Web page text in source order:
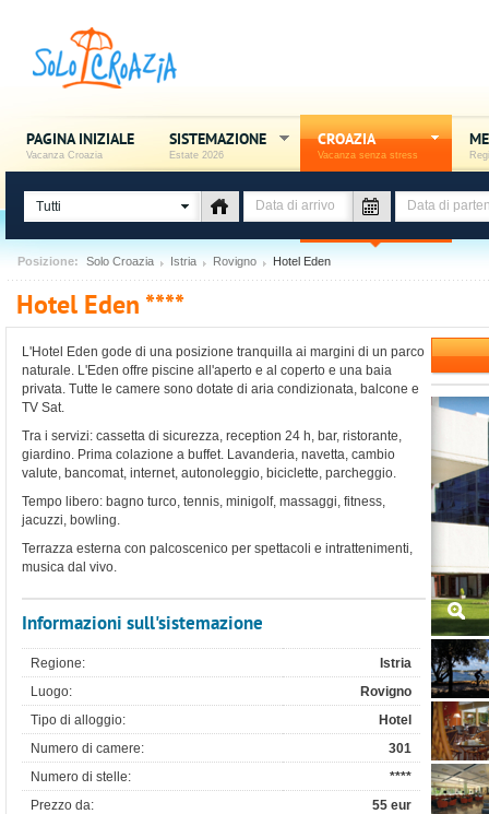
PAGINA INIZIALE
Vacanza Croazia
SISTEMAZIONE
Estate 2026
CROAZIA
Vacanza senza stress
Tutti
Posizione: Solo Croazia Istria Rovigno Hotel Eden
Hotel Eden ****
L'Hotel Eden gode di una posizione tranquilla ai margini di un parco
naturale. L'Eden offre piscine all'aperto e al coperto e una baia
privata. Tutte le camere sono dotate di aria condizionata, balcone e
TV Sat.
Tra i servizi: cassetta di sicurezza, reception 24 h, bar, ristorante,
giardino. Prima colazione a buffet. Lavanderia, navetta, cambio
valute, bancomat, internet, autonoleggio, biciclette, parcheggio.
Tempo libero: bagno turco, tennis, minigolf, massaggi, fitness,
jacuzzi, bowling.
Terrazza esterna con palcoscenico per spettacoli e intrattenimenti,
musica dal vivo.
Informazioni sull'sistemazione
Regione:
Istria
Luogo:
Rovigno
Tipo di alloggio:
Hotel
Numero di camere:
301
Numero di stelle:
****
Prezzo da:
55 eur